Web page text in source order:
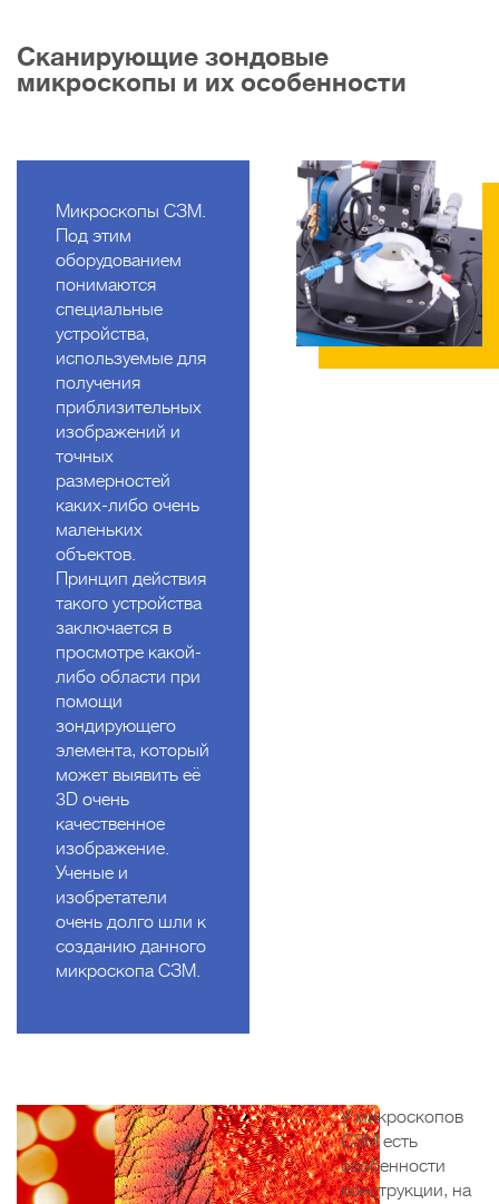
Сканирующие зондовые
микроскопы и их особенности
Микроскопы СЗМ.
Под этим
оборудованием
понимаются
специальные
устройства,
используемые для
получения
приблизительных
изображений и
точных
размерностей
каких-либо очень
маленьких
объектов.
Принцип действия
такого устройства
заключается в
просмотре какой-
либо области при
помощи
зондирующего
элемента, который
может выявить её
3D очень
качественное
изображение.
Ученые и
изобретатели
очень долго шли к
созданию данного
микроскопа СЗМ.
У микроскопов
СЗМ есть
особенности
конструкции, на